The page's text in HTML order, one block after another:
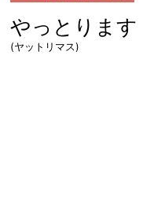
やっとります
(ヤットリマス)